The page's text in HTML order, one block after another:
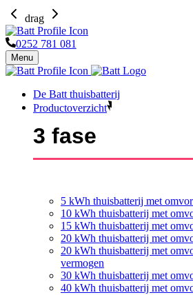
drag
0252 781 081
Menu
De Batt thuisbatterij
Productoverzicht
3 fase
5 kWh thuisbatterij met
10 kWh thuisbatterij met
15 kWh thuisbatterij met
20 kWh thuisbatterij met
20 kWh thuisbatterij met
vermogen
30 kWh thuisbatterij met
40 kWh thuisbatterij met